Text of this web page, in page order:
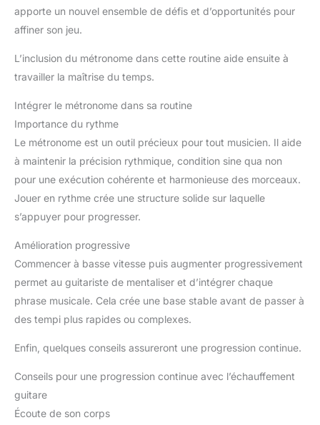
apporte un nouvel ensemble de défis et d’opportunités pour
affiner son jeu.
L’inclusion du métronome dans cette routine aide ensuite à
travailler la maîtrise du temps.
Intégrer le métronome dans sa routine
Importance du rythme
Le métronome est un outil précieux pour tout musicien. Il aide
à maintenir la précision rythmique, condition sine qua non
pour une exécution cohérente et harmonieuse des morceaux.
Jouer en rythme crée une structure solide sur laquelle
s’appuyer pour progresser.
Amélioration progressive
Commencer à basse vitesse puis augmenter progressivement
permet au guitariste de mentaliser et d’intégrer chaque
phrase musicale. Cela crée une base stable avant de passer à
des tempi plus rapides ou complexes.
Enfin, quelques conseils assureront une progression continue.
Conseils pour une progression continue avec l’échauffement
guitare
Écoute de son corps